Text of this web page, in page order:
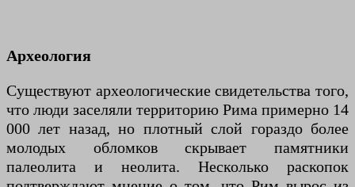
Археология
Существуют археологические свидетельства того,
что люди заселяли территорию Рима примерно 14
000 лет назад, но плотный слой гораздо более
молодых обломков скрывает памятники
палеолита и неолита. Несколько раскопок